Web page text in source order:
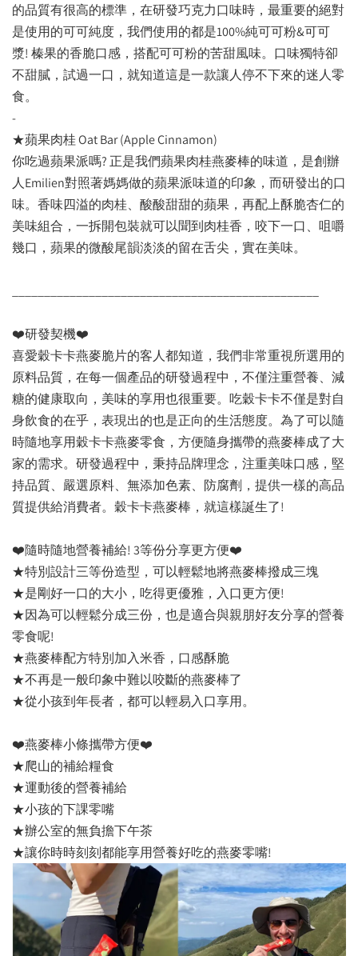
的品質有很高的標準，在研發巧克力口味時，最重要的絕對
是使用的可可純度，我們使用的都是100%純可可粉&可可
漿! 榛果的香脆口感，搭配可可粉的苦甜風味。口味獨特卻
不甜膩，試過一口，就知道這是一款讓人停不下來的迷人零
食。
-
★蘋果肉桂 Oat Bar (Apple Cinnamon)
你吃過蘋果派嗎? 正是我們蘋果肉桂燕麥棒的味道，是創辦
人Emilien對照著媽媽做的蘋果派味道的印象，而研發出的口
味。香味四溢的肉桂、酸酸甜甜的蘋果，再配上酥脆杏仁的
美味組合，一拆開包裝就可以聞到肉桂香，咬下一口、咀嚼
幾口，蘋果的微酸尾韻淡淡的留在舌尖，實在美味。
❤️研發契機❤️
喜愛穀卡卡燕麥脆片的客人都知道，我們非常重視所選用的
原料品質，在每一個產品的研發過程中，不僅注重營養、減
糖的健康取向，美味的享用也很重要。吃穀卡卡不僅是對自
身飲食的在乎，表現出的也是正向的生活態度。為了可以隨
時隨地享用穀卡卡燕麥零食，方便隨身攜帶的燕麥棒成了大
家的需求。研發過程中，秉持品牌理念，注重美味口感，堅
持品質、嚴選原料、無添加色素、防腐劑，提供一樣的高品
質提供給消費者。穀卡卡燕麥棒，就這樣誕生了!
❤️隨時隨地營養補給! 3等份分享更方便❤️
★特別設計三等份造型，可以輕鬆地將燕麥棒撥成三塊
★是剛好一口的大小，吃得更優雅，入口更方便!
★因為可以輕鬆分成三份，也是適合與親朋好友分享的營養
零食呢!
★燕麥棒配方特別加入米香，口感酥脆
★不再是一般印象中難以咬斷的燕麥棒了
★從小孩到年長者，都可以輕易入口享用。
❤️燕麥棒小條攜帶方便❤️
★爬山的補給糧食
★運動後的營養補給
★小孩的下課零嘴
★辦公室的無負擔下午茶
★讓你時時刻刻都能享用營養好吃的燕麥零嘴!